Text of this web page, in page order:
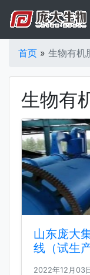
首页 » 生物有机
生物有
山东庞大
线（试生产
2022年12月03